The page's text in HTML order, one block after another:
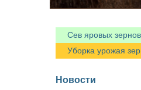
Сев яровых
Уборка урожая
Новости